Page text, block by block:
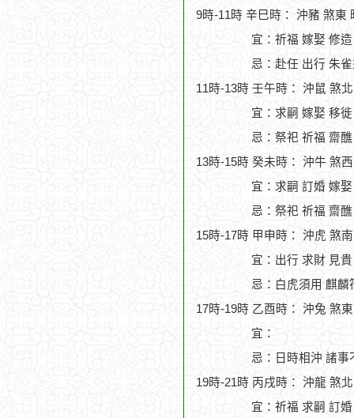
9時-11時 辛巳時： 沖豬 煞東
宜：祈福 嫁娶 修
忌：赴任 出行 朱
11時-13時 壬午時： 沖鼠 煞
宜：求嗣 嫁娶 移
忌：祭祀 祈福 齋
13時-15時 癸未時： 沖牛 煞
宜：求嗣 訂婚 嫁
忌：祭祀 祈福 齋
15時-17時 甲申時： 沖虎 煞
宜：出行 求財 見
忌：白虎須用 麒麟
17時-19時 乙酉時： 沖兔 煞
宜：
忌：日時相沖 諸事
19時-21時 丙戌時： 沖龍 煞
宜：祈福 求嗣 訂